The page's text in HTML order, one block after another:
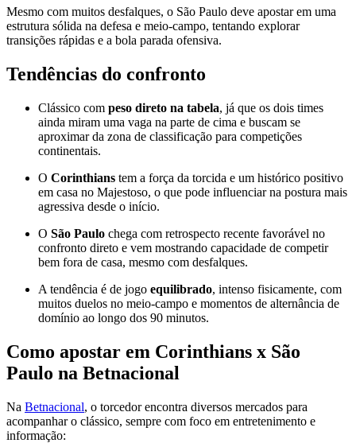
Mesmo com muitos desfalques, o São Paulo deve apostar em uma
estrutura sólida na defesa e meio-campo, tentando explorar
transições rápidas e a bola parada ofensiva.
Tendências do confronto
Clássico com peso direto na tabela, já que os dois times
ainda miram uma vaga na parte de cima e buscam se
aproximar da zona de classificação para competições
continentais.
O Corinthians tem a força da torcida e um histórico positivo
em casa no Majestoso, o que pode influenciar na postura mais
agressiva desde o início.
O São Paulo chega com retrospecto recente favorável no
confronto direto e vem mostrando capacidade de competir
bem fora de casa, mesmo com desfalques.
A tendência é de jogo equilibrado, intenso fisicamente, com
muitos duelos no meio-campo e momentos de alternância de
domínio ao longo dos 90 minutos.
Como apostar em Corinthians x São
Paulo na Betnacional
Na Betnacional, o torcedor encontra diversos mercados para
acompanhar o clássico, sempre com foco em entretenimento e
informação: